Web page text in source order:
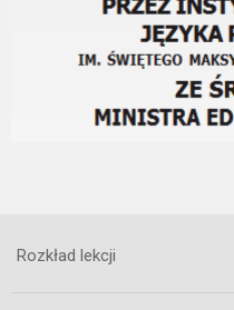
Rozkład lekcji